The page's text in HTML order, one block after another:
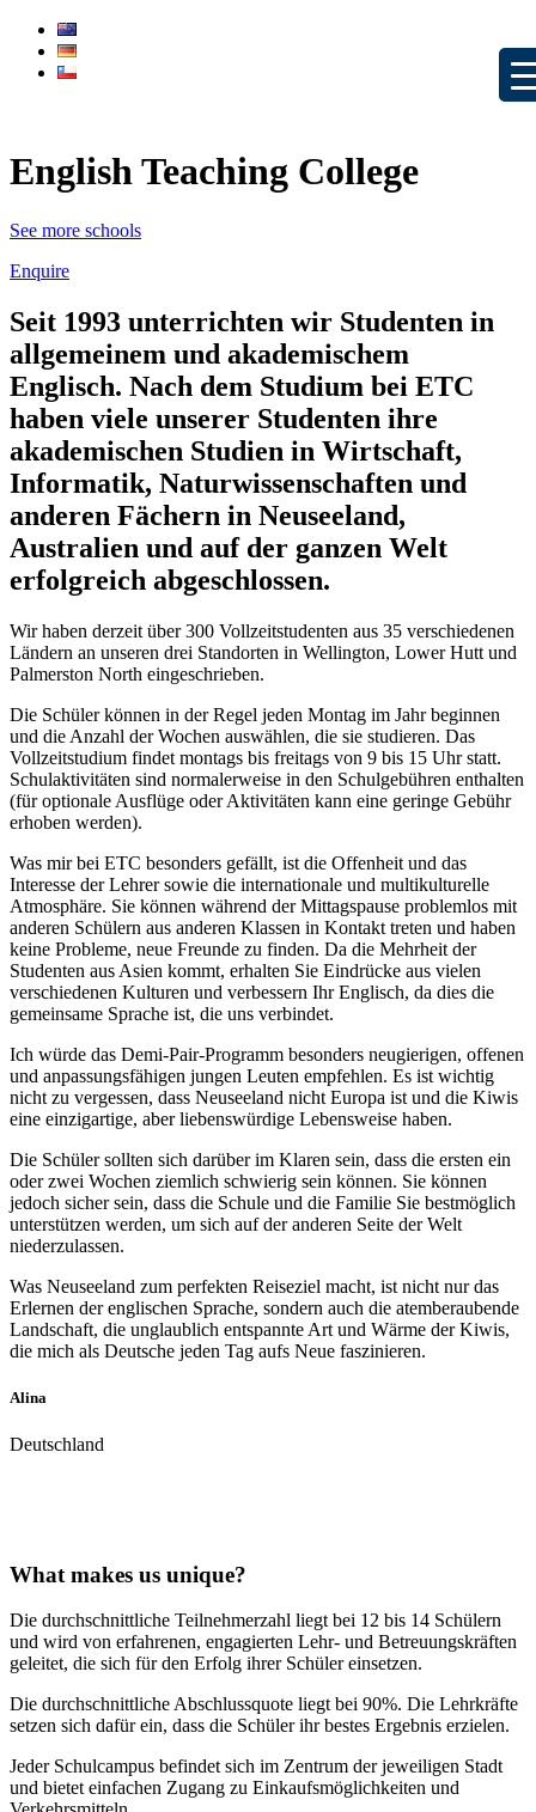
English Teaching College
See more schools
Enquire
Seit 1993 unterrichten wir Studenten in
allgemeinem und akademischem
Englisch. Nach dem Studium bei ETC
haben viele unserer Studenten ihre
akademischen Studien in Wirtschaft,
Informatik, Naturwissenschaften und
anderen Fächern in Neuseeland,
Australien und auf der ganzen Welt
erfolgreich abgeschlossen.
Wir haben derzeit über 300 Vollzeitstudenten aus 35 verschiedenen
Ländern an unseren drei Standorten in Wellington, Lower Hutt und
Palmerston North eingeschrieben.
Die Schüler können in der Regel jeden Montag im Jahr beginnen
und die Anzahl der Wochen auswählen, die sie studieren. Das
Vollzeitstudium findet montags bis freitags von 9 bis 15 Uhr statt.
Schulaktivitäten sind normalerweise in den Schulgebühren enthalten
(für optionale Ausflüge oder Aktivitäten kann eine geringe Gebühr
erhoben werden).
Was mir bei ETC besonders gefällt, ist die Offenheit und das
Interesse der Lehrer sowie die internationale und multikulturelle
Atmosphäre. Sie können während der Mittagspause problemlos mit
anderen Schülern aus anderen Klassen in Kontakt treten und haben
keine Probleme, neue Freunde zu finden. Da die Mehrheit der
Studenten aus Asien kommt, erhalten Sie Eindrücke aus vielen
verschiedenen Kulturen und verbessern Ihr Englisch, da dies die
gemeinsame Sprache ist, die uns verbindet.
Ich würde das Demi-Pair-Programm besonders neugierigen, offenen
und anpassungsfähigen jungen Leuten empfehlen. Es ist wichtig
nicht zu vergessen, dass Neuseeland nicht Europa ist und die Kiwis
eine einzigartige, aber liebenswürdige Lebensweise haben.
Die Schüler sollten sich darüber im Klaren sein, dass die ersten ein
oder zwei Wochen ziemlich schwierig sein können. Sie können
jedoch sicher sein, dass die Schule und die Familie Sie bestmöglich
unterstützen werden, um sich auf der anderen Seite der Welt
niederzulassen.
Was Neuseeland zum perfekten Reiseziel macht, ist nicht nur das
Erlernen der englischen Sprache, sondern auch die atemberaubende
Landschaft, die unglaublich entspannte Art und Wärme der Kiwis,
die mich als Deutsche jeden Tag aufs Neue faszinieren.
Alina
Deutschland
What makes us unique?
Die durchschnittliche Teilnehmerzahl liegt bei 12 bis 14 Schülern
und wird von erfahrenen, engagierten Lehr- und Betreuungskräften
geleitet, die sich für den Erfolg ihrer Schüler einsetzen.
Die durchschnittliche Abschlussquote liegt bei 90%. Die Lehrkräfte
setzen sich dafür ein, dass die Schüler ihr bestes Ergebnis erzielen.
Jeder Schulcampus befindet sich im Zentrum der jeweiligen Stadt
und bietet einfachen Zugang zu Einkaufsmöglichkeiten und